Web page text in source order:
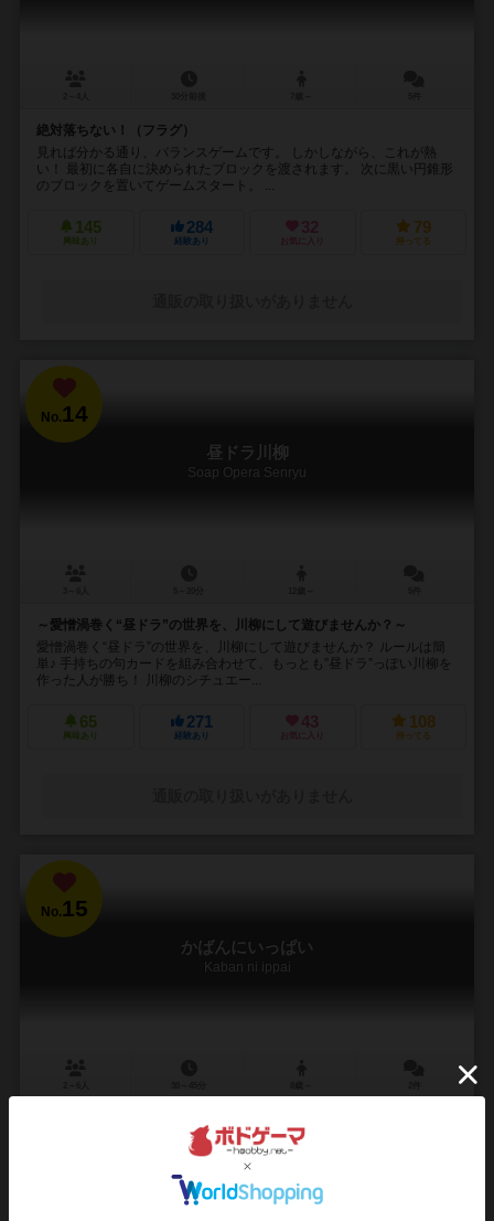
絶対落ちない！（フラグ）
見れば分かる通り、バランスゲームです。 しかしながら、これが熱
い！ 最初に各自に決められたブロックを渡されます。 次に黒い円錐形
のブロックを置いてゲームスタート。 ...
145
興味あり
284
経験あり
32
お気に入り
79
持ってる
No.14
昼ドラ川柳
Soap Opera Senryu
～愛憎渦巻く“昼ドラ”の世界を、川柳にして遊びませんか？～
愛憎渦巻く“昼ドラ”の世界を、川柳にして遊びませんか？ ルールは簡
単♪ 手持ちの句カードを組み合わせて、もっとも”昼ドラ”っぽい川柳を
作った人が勝ち！ 川柳のシチュエー...
65
興味あり
271
経験あり
43
お気に入り
108
持ってる
No.15
かばんにいっぱい
Kaban ni ippai
モリカワの森に住むどうぶつになって、冬ごもりのために森のめぐみ
タイルを小道で拾ったり、森の奥のくまストアで買いものをして、か
ばんにいっぱい集めよう☆一番のかばんの中身を作れた...